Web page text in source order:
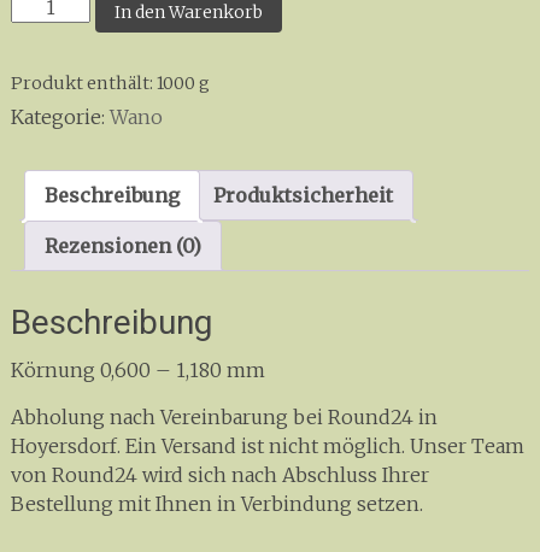
Menge
In den Warenkorb
Produkt enthält: 1000 g
Kategorie:Wano
Beschreibung Produktsicherheit
Rezensionen (0)
Beschreibung
Körnung 0,600 – 1,180 mm
Abholung nach Vereinbarung bei Round24 in
Hoyersdorf. Ein Versand ist nicht möglich. Unser Team
von Round24 wird sich nach Abschluss Ihrer
Bestellung mit Ihnen in Verbindung setzen.